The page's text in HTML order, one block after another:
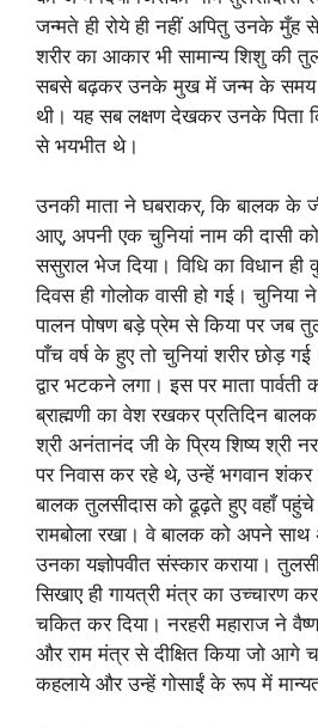
जन्मते ही रोये ही नहीं अपितु उनके मुँह
शरीर का आकार भी सामान्य शिशु की
सबसे बढ़कर उनके मुख में जन्म के समय
थी। यह सब लक्षण देखकर उनके
से भयभीत थे।
उनकी माता ने घबराकर, कि बालक के
आए, अपनी एक चुनियां नाम की दासी
ससुराल भेज दिया। विधि का विधान
दिवस ही गोलोक वासी हो गई।
पालन पोषण बड़े प्रेम से किया पर जब
पाँच वर्ष के हुए तो चुनियां शरीर छोड़
द्वार भटकने लगा। इस पर माता
ब्राह्मणी का वेश रखकर प्रतिदिन
श्री अनंतानंद जी के प्रिय शिष्य श्री
पर निवास कर रहे थे, उन्हें भगवान शंकर
बालक तुलसीदास को ढूढ़ते हुए वहाँ
रामबोला रखा। वे बालक को अपने साथ
उनका यज्ञोपवीत संस्कार कराया।
सिखाए ही गायत्री मंत्र का उच्चारण
चकित कर दिया। नरहरी महाराज ने
और राम मंत्र से दीक्षित किया जो आगे
कहलाये और उन्हें गोसाईं के रूप में